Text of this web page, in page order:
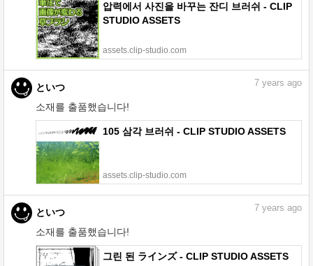
압력에서 사진을 바꾸는 잔디 브러쉬 - CLIP
STUDIO ASSETS
assets.clip-studio.com
といつ
소재를 출품했습니다!
7 years ago
105 삼각 브러쉬 - CLIP STUDIO ASSETS
assets.clip-studio.com
といつ
소재를 출품했습니다!
7 years ago
그린 된 ラインズ - CLIP STUDIO ASSETS